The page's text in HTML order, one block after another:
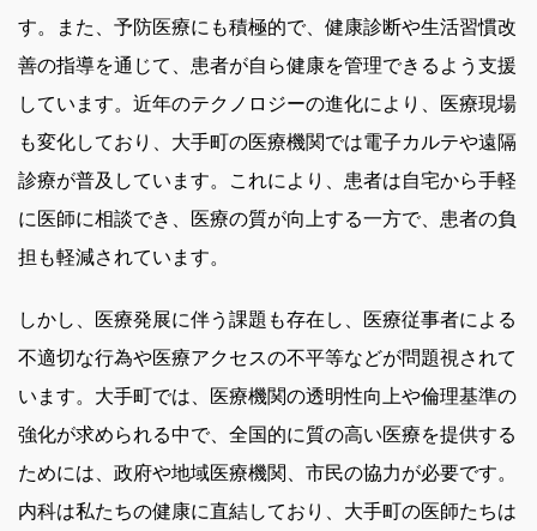
す。また、予防医療にも積極的で、健康診断や生活習慣改
善の指導を通じて、患者が自ら健康を管理できるよう支援
しています。近年のテクノロジーの進化により、医療現場
も変化しており、大手町の医療機関では電子カルテや遠隔
診療が普及しています。これにより、患者は自宅から手軽
に医師に相談でき、医療の質が向上する一方で、患者の負
担も軽減されています。
しかし、医療発展に伴う課題も存在し、医療従事者による
不適切な行為や医療アクセスの不平等などが問題視されて
います。大手町では、医療機関の透明性向上や倫理基準の
強化が求められる中で、全国的に質の高い医療を提供する
ためには、政府や地域医療機関、市民の協力が必要です。
内科は私たちの健康に直結しており、大手町の医師たちは